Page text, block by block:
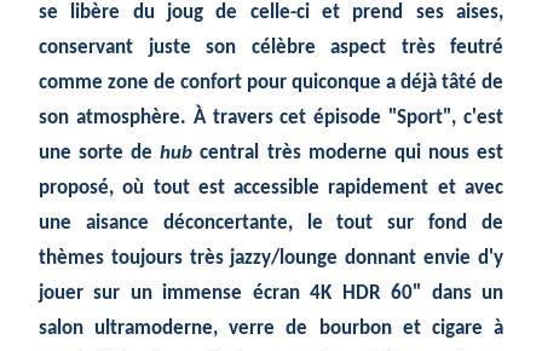
se libère du joug de celle-ci et prend ses aises,
conservant juste son célèbre aspect très feutré
comme zone de confort pour quiconque a déjà tâté de
son atmosphère. À travers cet épisode "Sport", c'est
une sorte dehub central très moderne qui nous est
proposé, où tout est accessible rapidement et avec
une aisance déconcertante, le tout sur fond de
thèmes toujours très jazzy/lounge donnant envie d'y
jouer sur un immense écran 4K HDR 60" dans un
salon ultramoderne, verre de bourbon et cigare à